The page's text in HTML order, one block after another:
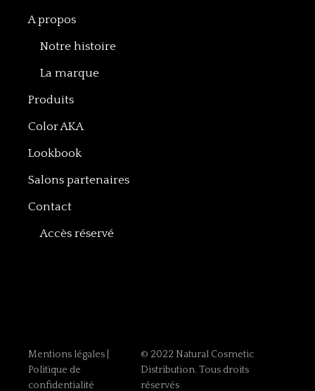
A propos
Notre histoire
La marque
Produits
Color AKA
Lookbook
Salons partenaires
Contact
Accès réservé
Mentions légales
Politique de
confidentialité
© 2022 Natural Cosmetic
Distribution. Tous droits
réservés